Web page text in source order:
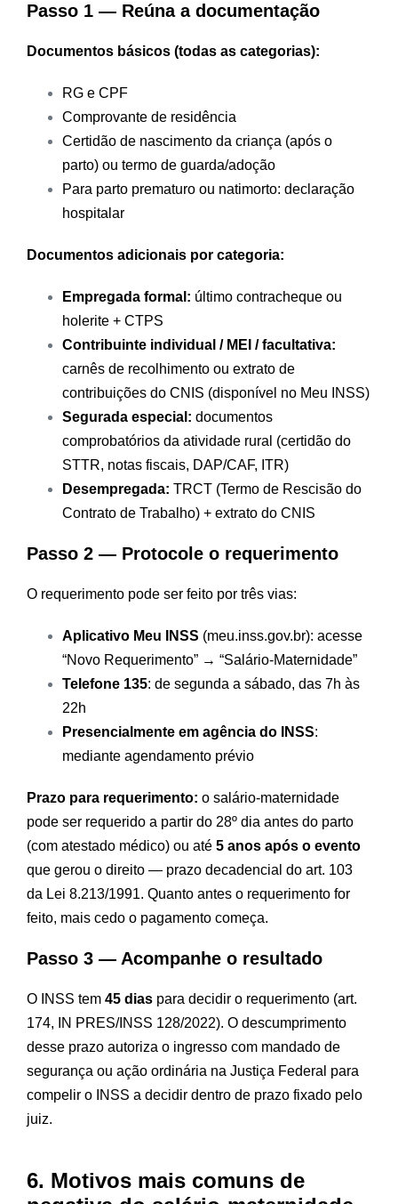
Passo 1 — Reúna a documentação
Documentos básicos (todas as categorias):
RG e CPF
Comprovante de residência
Certidão de nascimento da criança (após o
parto) ou termo de guarda/adoção
Para parto prematuro ou natimorto: declaração
hospitalar
Documentos adicionais por categoria:
Empregada formal: último contracheque ou
holerite + CTPS
Contribuinte individual / MEI / facultativa:
carnês de recolhimento ou extrato de
contribuições do CNIS (disponível no Meu INSS)
Segurada especial: documentos
comprobatórios da atividade rural (certidão do
STTR, notas fiscais, DAP/CAF, ITR)
Desempregada: TRCT (Termo de Rescisão do
Contrato de Trabalho) + extrato do CNIS
Passo 2 — Protocole o requerimento
O requerimento pode ser feito por três vias:
Aplicativo Meu INSS (meu.inss.gov.br): acesse
“Novo Requerimento” → “Salário-Maternidade”
Telefone 135: de segunda a sábado, das 7h às
22h
Presencialmente em agência do INSS:
mediante agendamento prévio
Prazo para requerimento: o salário-maternidade
pode ser requerido a partir do 28º dia antes do parto
(com atestado médico) ou até 5 anos após o evento
que gerou o direito — prazo decadencial do art. 103
da Lei 8.213/1991. Quanto antes o requerimento for
feito, mais cedo o pagamento começa.
Passo 3 — Acompanhe o resultado
O INSS tem 45 dias para decidir o requerimento (art.
174, IN PRES/INSS 128/2022). O descumprimento
desse prazo autoriza o ingresso com mandado de
segurança ou ação ordinária na Justiça Federal para
compelir o INSS a decidir dentro de prazo fixado pelo
juiz.
6. Motivos mais comuns de